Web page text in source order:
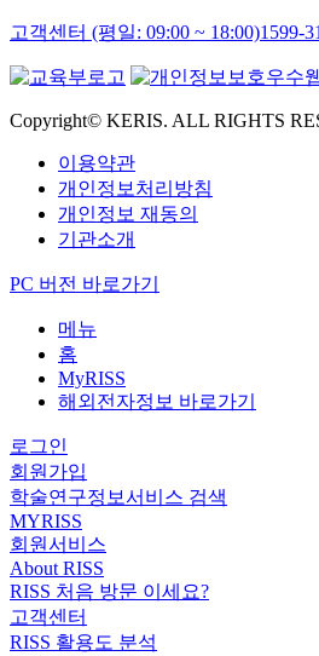
고객센터 (평일: 09:00 ~ 18:00)1599-
Copyright© KERIS. ALL RIGHTS
이용약관
개인정보처리방침
개인정보 재동의
기관소개
PC 버전 바로가기
메뉴
홈
MyRISS
해외전자정보 바로가기
로그인
회원가입
학술연구정보서비스 검색
MYRISS
회원서비스
About RISS
RISS 처음 방문 이세요?
고객센터
RISS 활용도 분석